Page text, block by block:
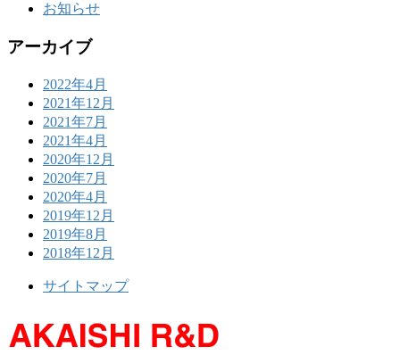
お知らせ
アーカイブ
2022年4月
2021年12月
2021年7月
2021年4月
2020年12月
2020年7月
2020年4月
2019年12月
2019年8月
2018年12月
サイトマップ